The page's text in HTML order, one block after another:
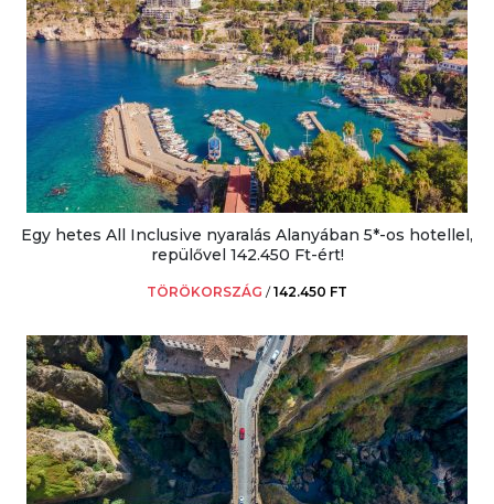
Egy hetes All Inclusive nyaralás Alanyában 5*-os hotellel,
repülővel 142.450 Ft-ért!
TÖRÖKORSZÁG /142.450 FT